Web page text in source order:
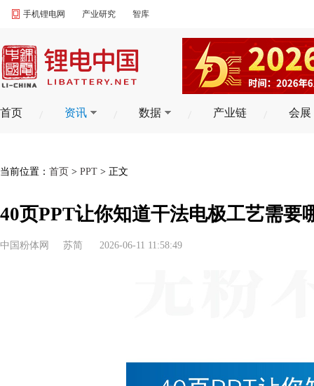
手机锂电网 产业研究 智库
首页 资讯 数据 产业链 会展
当前位置： 首页 > PPT > 正文
40页PPT让你知道干法电极工艺需要
中国粉体网 苏简 2026-06-11 11:58:49